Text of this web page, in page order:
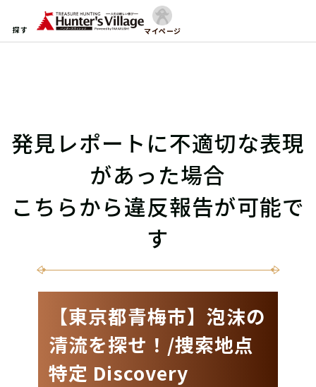
探す マイページ
発見レポートに不適切な表現
があった場合
こちらから違反報告が可能で
す
【東京都青梅市】泡沫の
清流を探せ！/捜索地点
特定 Discovery